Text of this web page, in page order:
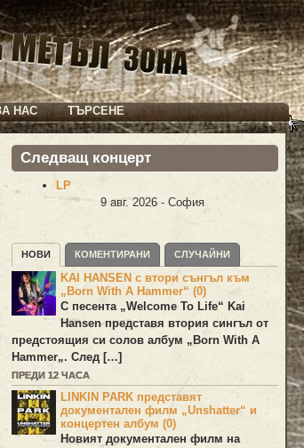
НАС ТЪРСЕНЕ
Следващ концерт
LP
9 авг. 2026 - София
НОВИ КОМЕНТИРАНИ СЛУЧАЙНИ
KAI HANSEN с втори сънгъл към
„Born With A Hammer“ (0)
С песента „Welcome To Life“ Kai
Hansenпредставя втория сингъл от
предстоящия си солов албум „ Born With A
Hammer„. След […]
ПРЕДИ 12 ЧАСА
LINKIN PARK представят
документален филм „Unshatter“ и
концертен албум (0)
Новият документален филм на